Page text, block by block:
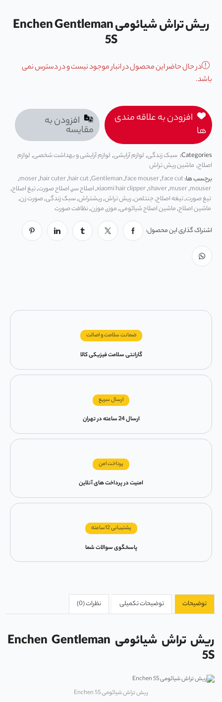
ریش تراش شیائومی Enchen Gentleman
5S
در حال حاضر این محصول در انبار موجود نیست و در دسترس نمی
باشد.
افزودن به علاقه مندی
ها
افزودن به
مقایسه
Categories: سبک زندگی,لوازم آرایشی,لوازم آرایشی و بهداشت شخصی,لوازم
اصلاح, ماشین ریش تراش
برچسب ها:face cut
,
face mouser
,
Gentleman
,
hair cut
,
hair cuter
,
moser
,
mouser
,
muser
,
shaver
,
xiaomi hair clipper
,اصلاح سر,اصلاح صورت,تیغ اصلاح,
تیغ صورت,تیغه اصلاح,جنتلمن,ریش تراش,ریشتراش,سبک زندگی,صورت زن,
ماشین اصلاح,ماشین اصلاح شیائومی,موزر,موزن,نظافت صورت
اشتراک گذاری این محصول:
ضمانت سلامت و اصالت
گارانتی سلامت فیزیکی کالا
ارسال سریع
ارسال 24 ساعته در تهران
پرداخت امن
امنیت در پرداخت های آنلاین
پشتیبانی 12ساعته
پاسخگوی سوالات شما
توضیحات توضیحات تکمیلی نظرات (0)
ریش تراش شیائومی Enchen Gentleman
5S
ریش تراش شیائومی Enchen 5S